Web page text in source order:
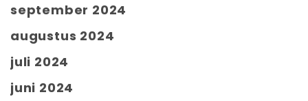
september 2024
augustus 2024
juli 2024
juni 2024